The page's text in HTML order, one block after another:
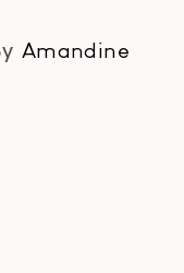
Amandine